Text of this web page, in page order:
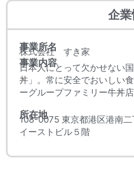
企
事業所名
株式会社 すき家
事業内容
日本人にとって欠かせない
丼」。常に安全でおいしい
ーグループファミリー牛丼
所在地
108-0075 東京都港区港南
イーストビル５階